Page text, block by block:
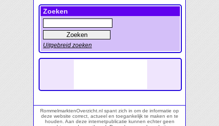
Zoeken
Uitgebreid zoeken
RommelmarktenOverzicht.nl spant zich in om de informatie op
deze website correct, actueel en toegankelijk te maken en te
houden. Aan deze internetpublicatie kunnen echter geen